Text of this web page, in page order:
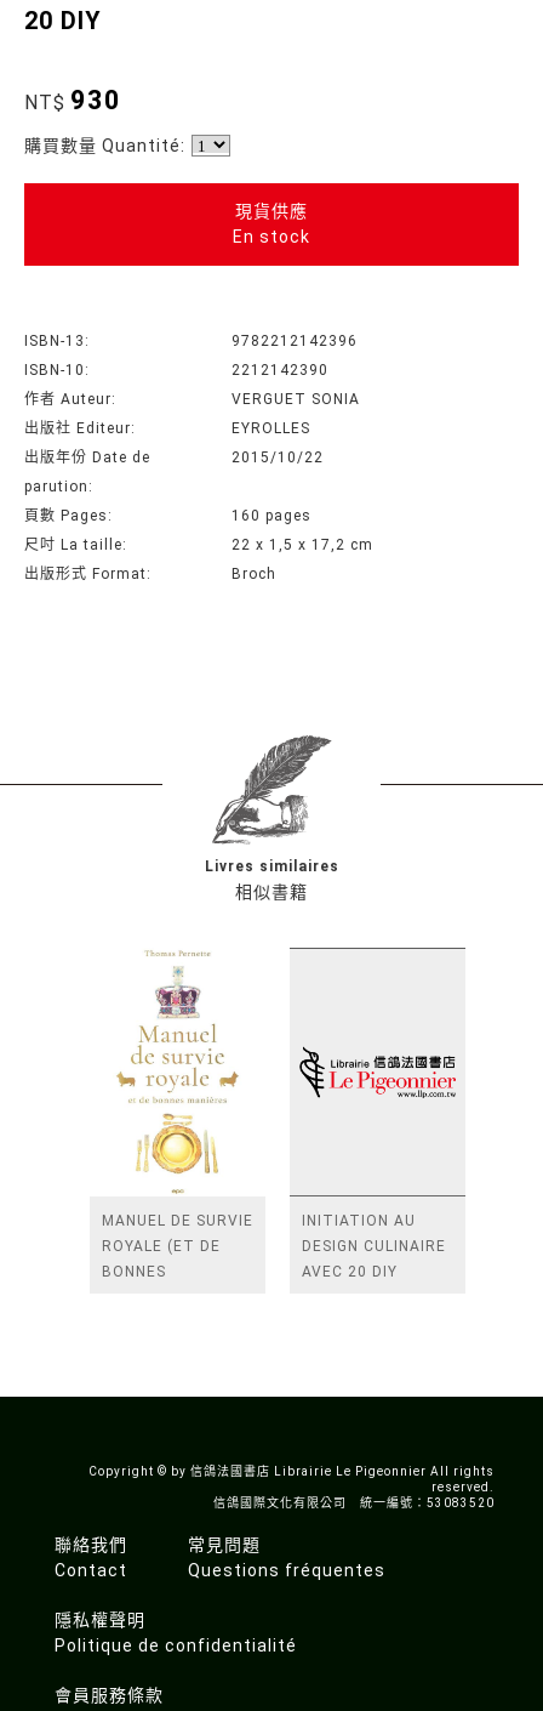
20 DIY
NT$ 930
購買數量 Quantité:
現貨供應
En stock
ISBN-13:
9782212142396
ISBN-10:
2212142390
作者 Auteur:
VERGUET SONIA
出版社 Editeur:
EYROLLES
出版年份 Date de
parution:
2015/10/22
頁數 Pages:
160 pages
尺吋 La taille:
22 x 1,5 x 17,2 cm
出版形式 Format:
Broch
相似書籍
Livres similaires
MANUEL DE SURVIE
ROYALE (ET DE
BONNES
INITIATION AU
DESIGN CULINAIRE
AVEC 20 DIY
Copyright © by 信鴿法國書店 Librairie Le Pigeonnier All rights
reserved.
信鴿國際文化有限公司 統一編號：53083520
聯絡我們
Contact
常見問題
Questions fréquentes
隱私權聲明
Politique de confidentialité
會員服務條款